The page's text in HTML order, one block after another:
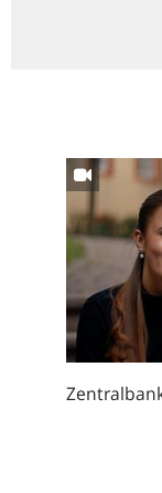
(BWL)
in